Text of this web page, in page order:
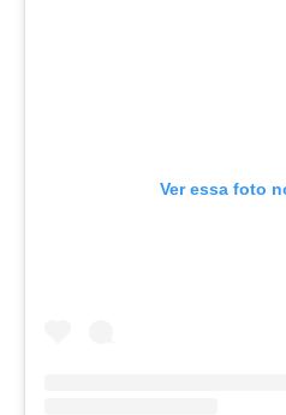
Ver essa foto